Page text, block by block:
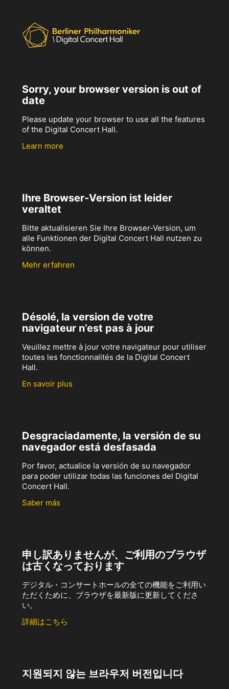
Sorry, your browser version is out of
date
Please update your browser to use all the features
of the Digital Concert Hall.
Learn more
Ihre Browser-Version ist leider
veraltet
Bitte aktualisieren Sie Ihre Browser-Version, um
alle Funktionen der Digital Concert Hall nutzen zu
können.
Mehr erfahren
Désolé, la version de votre
navigateur n’est pas à jour
Veuillez mettre à jour votre navigateur pour utiliser
toutes les fonctionnalités de la Digital Concert
Hall.
En savoir plus
Desgraciadamente, la versión de su
navegador está desfasada
Por favor, actualice la versión de su navegador
para poder utilizar todas las funciones del Digital
Concert Hall.
Saber más
申し訳ありませんが、ご利用のブラウザ
は古くなっております
デジタル・コンサートホールの全ての機能をご利用い
ただくために、ブラウザを最新版に更新してくださ
い。
詳細はこちら
지원되지 않는 브라우저 버전입니다